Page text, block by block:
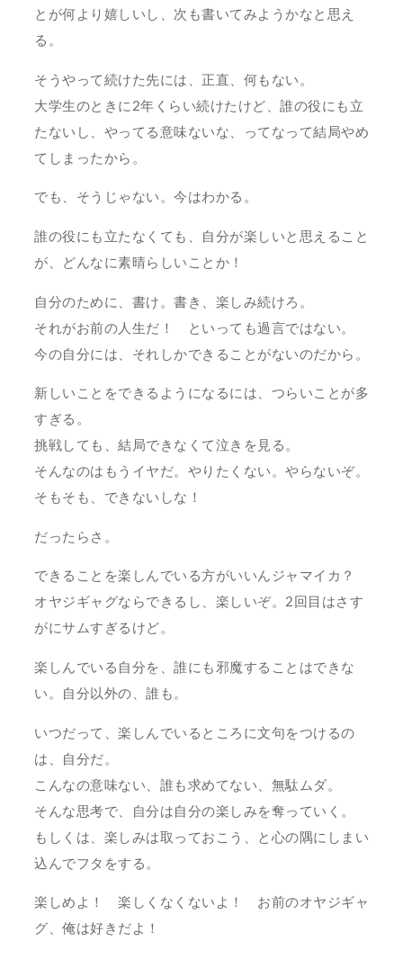
とが何より嬉しいし、次も書いてみようかなと思え
る。
そうやって続けた先には、正直、何もない。
大学生のときに2年くらい続けたけど、誰の役にも立
たないし、やってる意味ないな、ってなって結局やめ
てしまったから。
でも、そうじゃない。今はわかる。
誰の役にも立たなくても、自分が楽しいと思えること
が、どんなに素晴らしいことか！
自分のために、書け。書き、楽しみ続けろ。
それがお前の人生だ！ といっても過言ではない。
今の自分には、それしかできることがないのだから。
新しいことをできるようになるには、つらいことが多
すぎる。
挑戦しても、結局できなくて泣きを見る。
そんなのはもうイヤだ。やりたくない。やらないぞ。
そもそも、できないしな！
だったらさ。
できることを楽しんでいる方がいいんジャマイカ？
オヤジギャグならできるし、楽しいぞ。2回目はさす
がにサムすぎるけど。
楽しんでいる自分を、誰にも邪魔することはできな
い。自分以外の、誰も。
いつだって、楽しんでいるところに文句をつけるの
は、自分だ。
こんなの意味ない、誰も求めてない、無駄ムダ。
そんな思考で、自分は自分の楽しみを奪っていく。
もしくは、楽しみは取っておこう、と心の隅にしまい
込んでフタをする。
楽しめよ！ 楽しくなくないよ！ お前のオヤジギャ
グ、俺は好きだよ！